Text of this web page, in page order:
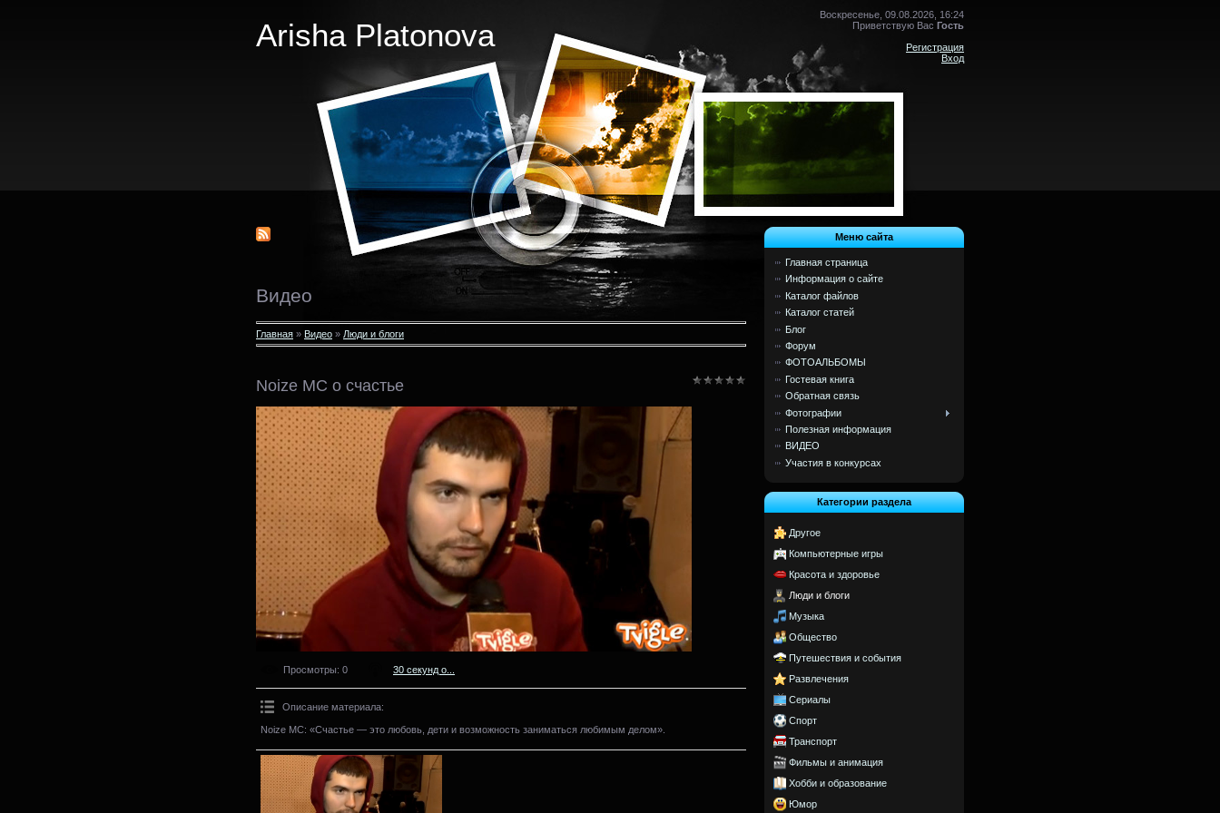
Arisha Platonova
Воскресенье, 09.08.2026, 16:24
Приветствую Вас Гость
Регистрация
Вход
Видео
Главная » Видео » Люди и блоги
Noize MC о счастье
Просмотры: 0 30 секунд о...
Описание материала:
Noize MC: «Счастье — это любовь, дети и возможность заниматься любимым делом».
Меню сайта
Главная страница
Информация о сайте
Каталог файлов
Каталог статей
Блог
Форум
ФОТОАЛЬБОМЫ
Гостевая книга
Обратная связь
Фотографии
Полезная информация
ВИДЕО
Участия в конкурсах
Категории раздела
Другое
Компьютерные игры
Красота и здоровье
Люди и блоги
Музыка
Общество
Путешествия и события
Развлечения
Сериалы
Спорт
Транспорт
Фильмы и анимация
Хобби и образование
Юмор